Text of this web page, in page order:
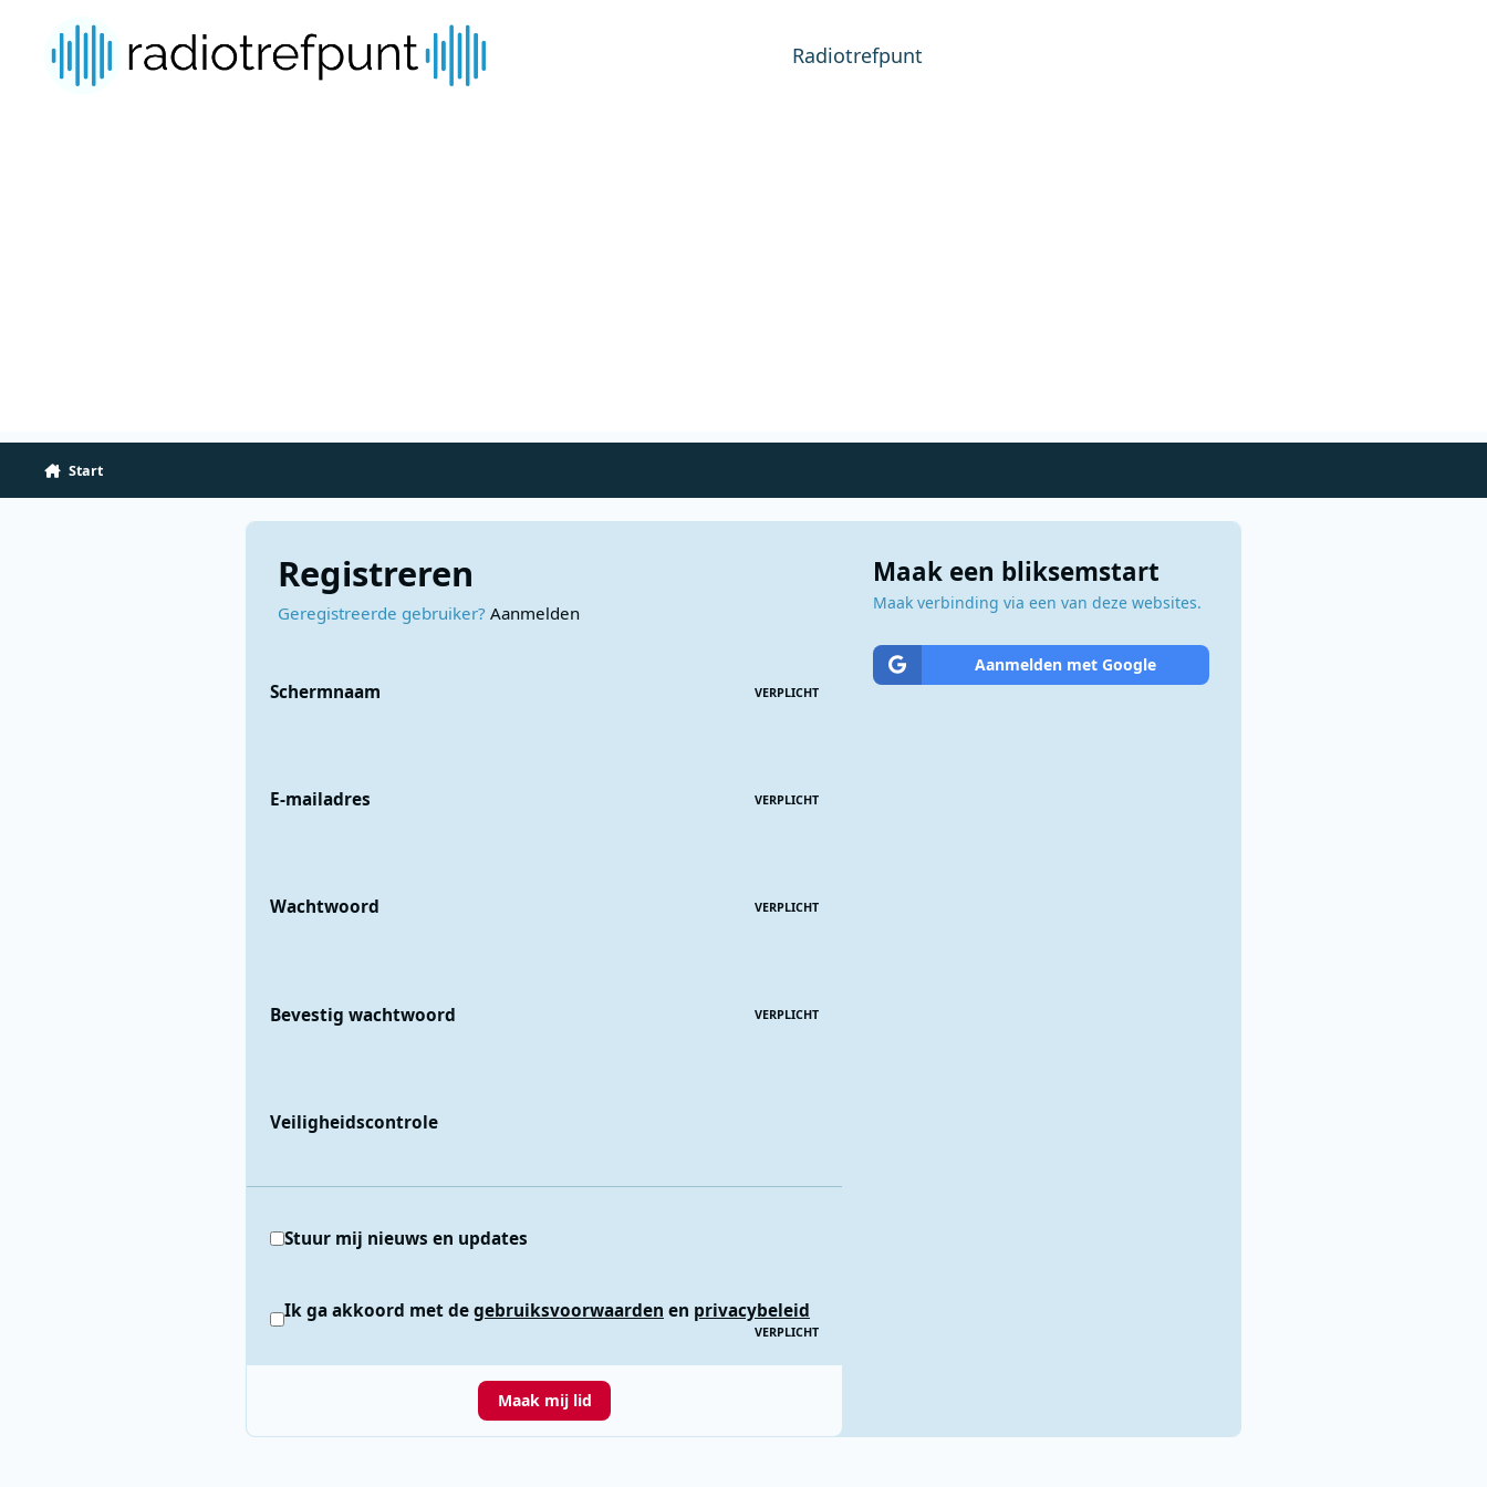
Radiotrefpunt
Start
Registreren
Geregistreerde gebruiker? Aanmelden
Schermnaam VERPLICHT
E-mailadres VERPLICHT
Wachtwoord VERPLICHT
Bevestig wachtwoord VERPLICHT
Veiligheidscontrole
Stuur mij nieuws en updates
Ik ga akkoord met degebruiksvoorwaarden en privacybeleid
VERPLICHT
Maak mij lid
Maak een bliksemstart
Maak verbinding via een van deze websites.
Aanmelden met Google